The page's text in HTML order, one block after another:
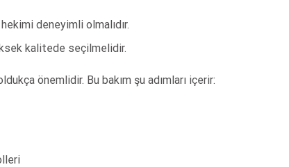
deneyimli olmalıdır.
kalitede seçilmelidir.
önemlidir. Bu bakım şu adımları içerir: